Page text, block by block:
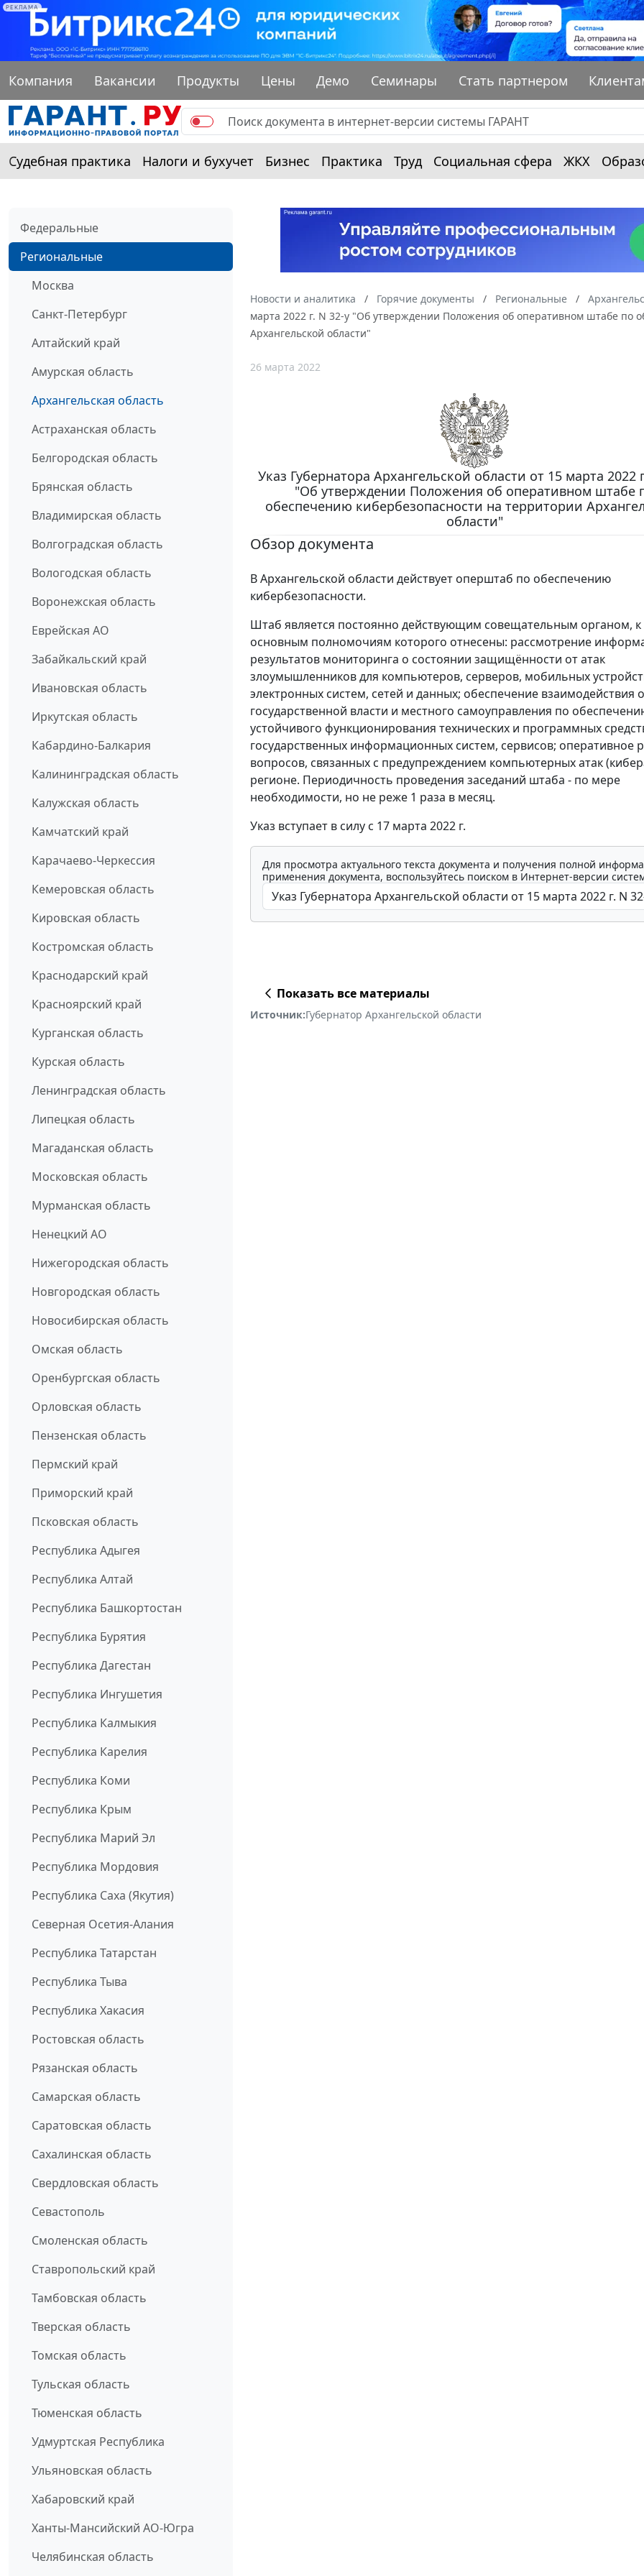
РЕКЛАМА
Компания Вакансии Продукты Цены Демо Семинары Стать партнером
Судебная практика Налоги и бухучет Бизнес Практика Труд Социальная сфера ЖКХ
Федеральные
Региональные
Москва
Санкт-Петербург
Алтайский край
Амурская область
Архангельская область
Астраханская область
Белгородская область
Брянская область
Владимирская область
Волгоградская область
Вологодская область
Воронежская область
Еврейская АО
Забайкальский край
Ивановская область
Иркутская область
Кабардино-Балкария
Калининградская область
Калужская область
Камчатский край
Карачаево-Черкессия
Кемеровская область
Кировская область
Костромская область
Краснодарский край
Красноярский край
Курганская область
Курская область
Ленинградская область
Липецкая область
Магаданская область
Московская область
Мурманская область
Ненецкий АО
Нижегородская область
Новгородская область
Новосибирская область
Омская область
Оренбургская область
Орловская область
Пензенская область
Пермский край
Приморский край
Псковская область
Республика Адыгея
Республика Алтай
Республика Башкортостан
Республика Бурятия
Республика Дагестан
Республика Ингушетия
Республика Калмыкия
Республика Карелия
Республика Коми
Республика Крым
Республика Марий Эл
Республика Мордовия
Республика Саха (Якутия)
Северная Осетия-Алания
Республика Татарстан
Республика Тыва
Республика Хакасия
Ростовская область
Рязанская область
Самарская область
Саратовская область
Сахалинская область
Свердловская область
Севастополь
Смоленская область
Ставропольский край
Тамбовская область
Тверская область
Томская область
Тульская область
Тюменская область
Удмуртская Республика
Ульяновская область
Хабаровский край
Ханты-Мансийский АО-Югра
Челябинская область
Новости и аналитика Горячие документы Региональные
марта 2022 г. N 32-у "Об утверждении Положения об оперативном штабе по
Архангельской области"
26 марта 2022
Указ Губернатора Архангельской области от 15 марта 2022
"Об утверждении Положения об оперативном штабе
обеспечению кибербезопасности на территории
области"
Обзор документа
В Архангельской области действует оперштаб по обеспечению
кибербезопасности.
Штаб является постоянно действующим совещательным органом, к
основным полномочиям которого отнесены: рассмотрение
результатов мониторинга о состоянии защищённости от атак
злоумышленников для компьютеров, серверов, мобильных
электронных систем, сетей и данных; обеспечение взаимодействия
государственной власти и местного самоуправления по
устойчивого функционирования технических и программных
государственных информационных систем, сервисов; оперативное
вопросов, связанных с предупреждением компьютерных атак
регионе. Периодичность проведения заседаний штаба - по мере
необходимости, но не реже 1 раза в месяц.
Указ вступает в силу с 17 марта 2022 г.
Для просмотра актуального текста документа и получения полной
применения документа, воспользуйтесь поиском в Интернет-версии
Показать все материалы
Источник:Губернатор Архангельской области